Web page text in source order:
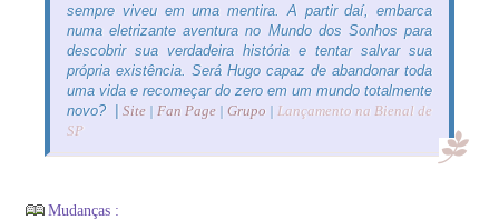
sempre viveu em uma mentira. A partir daí, embarca
numa eletrizante aventura no Mundo dos Sonhos para
descobrir sua verdadeira história e tentar salvar sua
própria existência. Será Hugo capaz de abandonar toda
uma vida e recomeçar do zero em um mundo totalmente
novo? | Site | Fan Page | Grupo | Lançamento na Bienal de
SP
Mudanças :